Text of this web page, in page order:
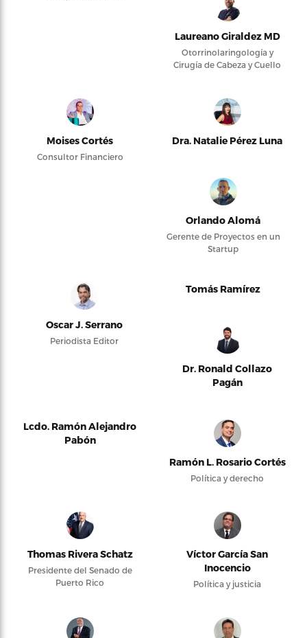
Laureano Giraldez MD
Otorrinolaringología y
Cirugía de Cabeza y Cuello
Moises Cortés
Consultor Financiero
Dra. Natalie Pérez Luna
Orlando Alomá
Gerente de Proyectos en un
Startup
Oscar J. Serrano
Periodista Editor
Tomás Ramírez
Dr. Ronald Collazo
Pagán
Lcdo. Ramón Alejandro
Pabón
Ramón L. Rosario Cortés
Política y derecho
Thomas Rivera Schatz
Presidente del Senado de
Puerto Rico
Víctor García San
Inocencio
Política y justicia